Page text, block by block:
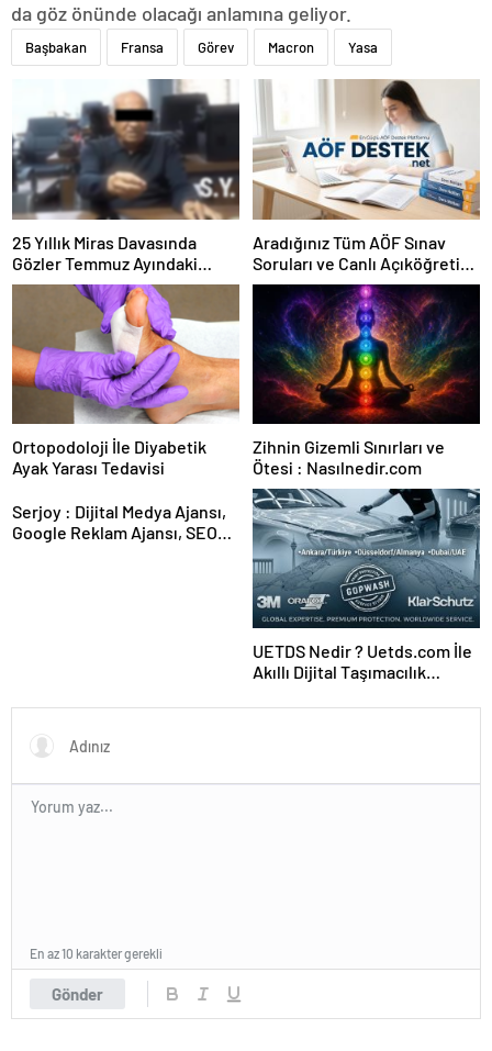
da göz önünde olacağı anlamına geliyor.
Başbakan Fransa Görev Macron Yasa
25 Yıllık Miras Davasında
Gözler Temmuz Ayındaki
Karar Duruşmasına Çevrildi
Aradığınız Tüm AÖF Sınav
Soruları ve Canlı Açıköğretim
Forumu Burada
Ortopodoloji İle Diyabetik
Ayak Yarası Tedavisi
Zihnin Gizemli Sınırları ve
Ötesi : Nasılnedir.com
Serjoy : Dijital Medya Ajansı,
Google Reklam Ajansı, SEO
UETDS Nedir ? Uetds.com İle
Akıllı Dijital Taşımacılık
Gönder
En az 10 karakter gerekli